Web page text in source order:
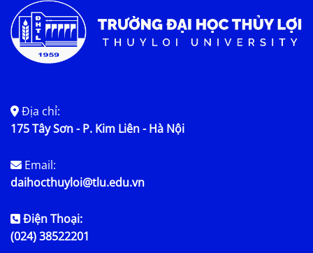
Địa chỉ:
175 Tây Sơn - P. Kim Liên - Hà Nội
Email:
daihocthuyloi@tlu.edu.vn
Điện Thoại:
(024) 38522201